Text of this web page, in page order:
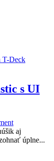
s UI
aj
úplne...